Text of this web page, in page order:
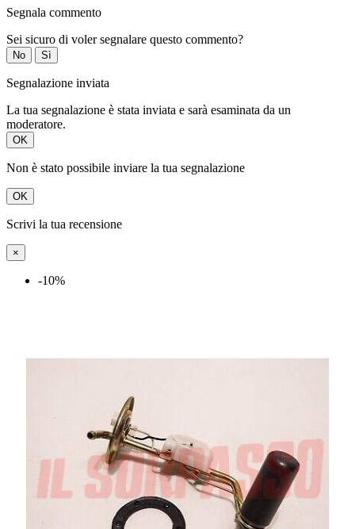
Segnala commento
Sei sicuro di voler segnalare questo commento?
No Sì
Segnalazione inviata
La tua segnalazione è stata inviata e sarà esaminata da un
moderatore.
OK
Non è stato possibile inviare la tua segnalazione
OK
Scrivi la tua recensione
×
-10%